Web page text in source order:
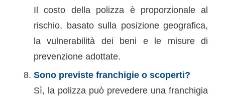
Il costo della polizza è proporzionale al
rischio, basato sulla posizione geografica,
la vulnerabilità dei beni e le misure di
prevenzione adottate.
Sono previste franchigie o scoperti?
Sì, la polizza può prevedere una franchigia